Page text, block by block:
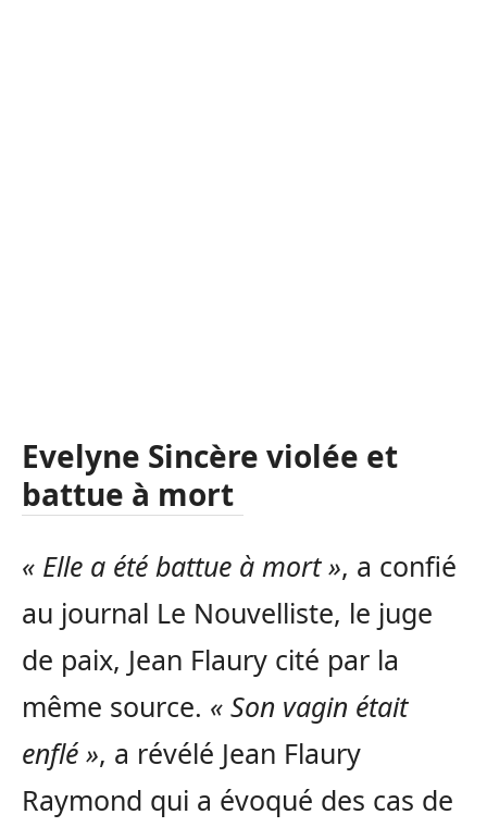
Evelyne Sincère violée et
battue à mort
« Elle a été battue à mort », a confié
au journal Le Nouvelliste, le juge
de paix, Jean Flaury cité par la
même source. « Son vagin était
enflé », a révélé Jean Flaury
Raymond qui a évoqué des cas de